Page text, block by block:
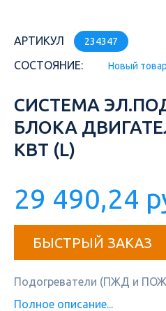
АРТИКУЛ 234347
СОСТОЯНИЕ: Новый товар
СИСТЕМА
БЛОКА
КВТ (L)
29 490,24
БЫСТРЫЙ ЗАКАЗ
Подогреватели (ПЖД и
Полное описание...